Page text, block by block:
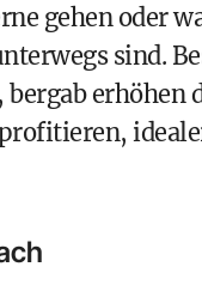
gehen oder
sind.
erhöhen